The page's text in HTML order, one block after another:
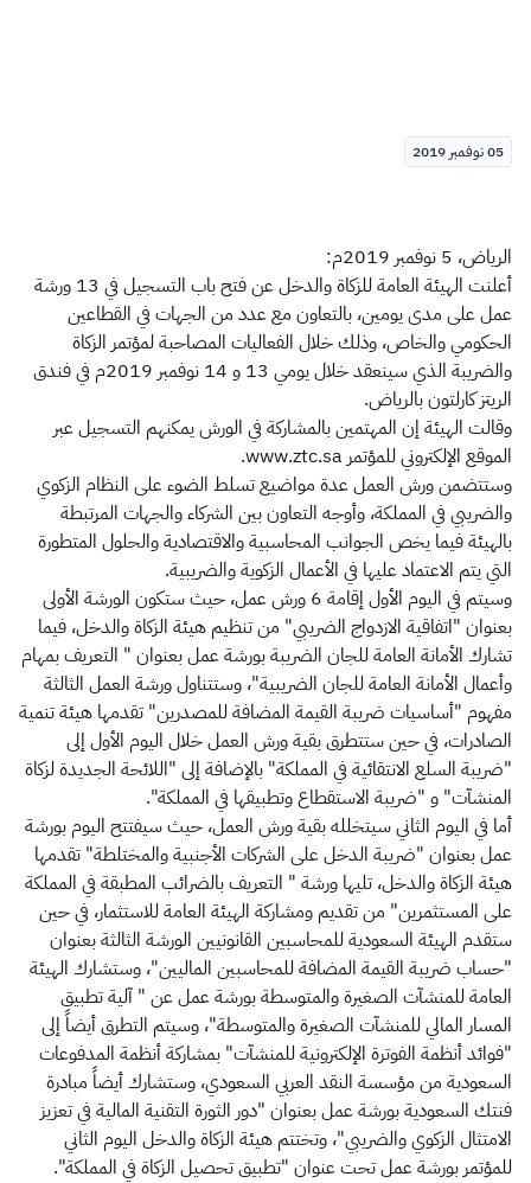
05 نوفمبر 2019
الرياض، 5 نوفمبر 2019م:
أعلنت الهيئة العامة للزكاة والدخل عن فتح باب التسجيل في 13 ورشة
عمل على مدى يومين، بالتعاون مع عدد من الجهات في القطاعين
الحكومي والخاص، وذلك خلال الفعاليات المصاحبة لمؤتمر الزكاة
والضريبة الذي سينعقد خلال يومي 13 و 14 نوفمبر 2019م في فندق
الريتز كارلتون بالرياض.
وقالت الهيئة إن المهتمين بالمشاركة في الورش يمكنهم التسجيل عبر
الموقع الإلكتروني للمؤتمر www.ztc.sa.
وستتضمن ورش العمل عدة مواضيع تسلط الضوء على النظام الزكوي
والضريبي في المملكة، وأوجه التعاون بين الشركاء والجهات المرتبطة
بالهيئة فيما يخص الجوانب المحاسبية والاقتصادية والحلول المتطورة
التي يتم الاعتماد عليها في الأعمال الزكوية والضريبية.
وسيتم في اليوم الأول إقامة 6 ورش عمل، حيث ستكون الورشة الأولى
بعنوان "اتفاقية الازدواج الضريبي" من تنظيم هيئة الزكاة والدخل، فيما
تشارك الأمانة العامة للجان الضريبة بورشة عمل بعنوان " التعريف بمهام
وأعمال الأمانة العامة للجان الضريبية"، وستتناول ورشة العمل الثالثة
مفهوم "أساسيات ضريبة القيمة المضافة للمصدرين" تقدمها هيئة تنمية
الصادرات، في حين ستتطرق بقية ورش العمل خلال اليوم الأول إلى
"ضريبة السلع الانتقائية في المملكة" بالإضافة إلى "اللائحة الجديدة لزكاة
المنشآت" و "ضريبة الاستقطاع وتطبيقها في المملكة".
أما في اليوم الثاني سيتخلله بقية ورش العمل، حيث سيفتتح اليوم بورشة
عمل بعنوان "ضريبة الدخل على الشركات الأجنبية والمختلطة" تقدمها
هيئة الزكاة والدخل، تليها ورشة " التعريف بالضرائب المطبقة في المملكة
على المستثمرين" من تقديم ومشاركة الهيئة العامة للاستثمار، في حين
ستقدم الهيئة السعودية للمحاسبين القانونيين الورشة الثالثة بعنوان
"حساب ضريبة القيمة المضافة للمحاسبين الماليين"، وستشارك الهيئة
العامة للمنشآت الصغيرة والمتوسطة بورشة عمل عن " آلية تطبيق
المسار المالي للمنشآت الصغيرة والمتوسطة"، وسيتم التطرق أيضاً إلى
"فوائد أنظمة الفوترة الإلكترونية للمنشآت" بمشاركة أنظمة المدفوعات
السعودية من مؤسسة النقد العربي السعودي، وستشارك أيضاً مبادرة
فنتك السعودية بورشة عمل بعنوان "دور الثورة التقنية المالية في تعزيز
الامتثال الزكوي والضريبي"، وتختتم هيئة الزكاة والدخل اليوم الثاني
للمؤتمر بورشة عمل تحت عنوان "تطبيق تحصيل الزكاة في المملكة".